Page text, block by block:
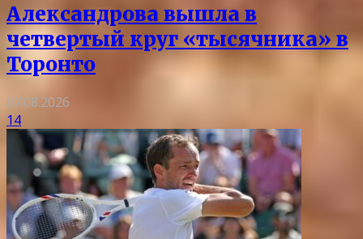
Александрова вышла в
четвертый круг «тысячника» в
Торонто
07.08.2026
14